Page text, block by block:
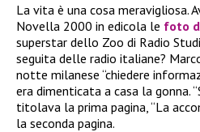
La vita è una cosa meravigliosa.
Novella 2000 in edicola le foto
superstar dello Zoo di Radio
seguita delle radio italiane?
notte milanese “chiedere
era dimenticata a casa la gonna.
titolava la prima pagina, “La
la seconda pagina.